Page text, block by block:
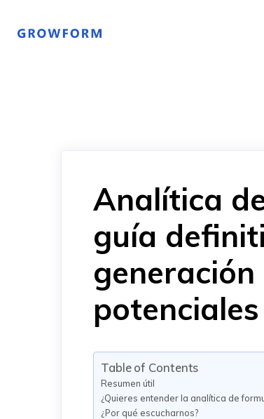
Analítica
guía
potenciales
Table of Contents
Resumen útil
¿Quieres entender la analítica de
¿Por qué escucharnos?